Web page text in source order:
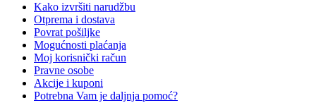
Kako izvršiti narudžbu
Otprema i dostava
Povrat pošiljke
Mogućnosti plaćanja
Moj korisnički račun
Pravne osobe
Akcije i kuponi
Potrebna Vam je daljnja pomoć?